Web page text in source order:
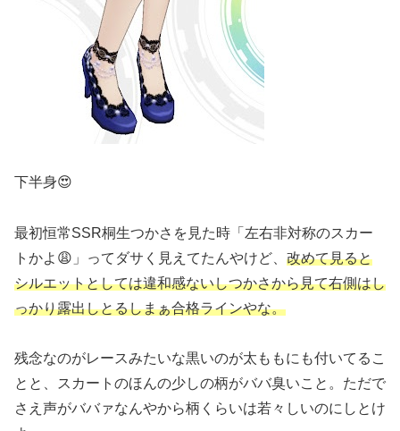
下半身😍
最初恒常SSR桐生つかさを見た時「左右非対称のスカー
トかよ😩」ってダサく見えてたんやけど、 改めて見ると
シルエットとしては違和感ないしつかさから見て右側はし
っかり露出しとるしまぁ合格ラインやな。
残念なのがレースみたいな黒いのが太ももにも付いてるこ
とと、スカートのほんの少しの柄がババ臭いこと。ただで
さえ声がババァなんやから柄くらいは若々しいのにしとけ